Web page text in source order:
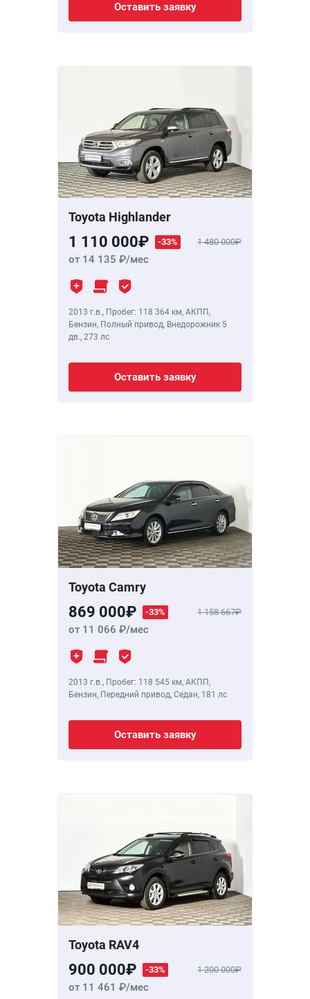
Оставить заявку
Toyota Highlander
1 110 000 -33% 1 480 000
от 14 135 /мес
2013 г.в., Пробег: 118 364 км, АКПП,
Бензин, Полный привод, Внедорожник 5
дв., 273 лс
Оставить заявку
Toyota Camry
869 000 -33% 1 158 667
от 11 066 /мес
2013 г.в., Пробег: 118 545 км, АКПП,
Бензин, Передний привод, Седан, 181 лс
Оставить заявку
Toyota RAV4
900 000 -33% 1 200 000
от 11 461 /мес